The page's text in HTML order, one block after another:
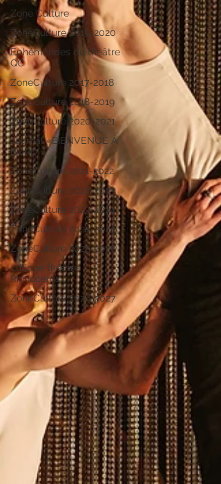
Zone Culture
ZoneCulture 2019-2020
Éphémérides du théâtre
QC
ZoneCulture 2017-2018
ZoneCulture 2018-2019
ZoneCulture 2020-2021
Journal «BIENVENUE À
BORD!»
ZoneCulture 2021-2022
ZoneCulture 2022-2023
ZoneCulture 2023-2024
ZoneCulture 2024-2025
ZoneCulture 2025-2026
critique théâtre
Rhinocéros
ZoneCulture 2026-2027